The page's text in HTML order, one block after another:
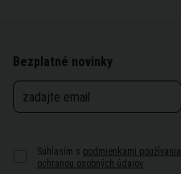
Bezplatné novinky
Súhlasím s podmienkami používania
ochranou osobných údajov